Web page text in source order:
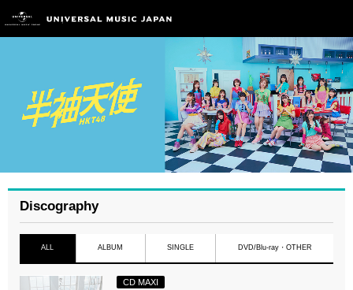
Discography
ALL ALBUM SINGLE DVD/Blu-ray・OTHER
CD MAXI